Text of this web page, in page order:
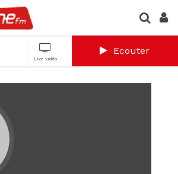
Live vidéo
Ecouter